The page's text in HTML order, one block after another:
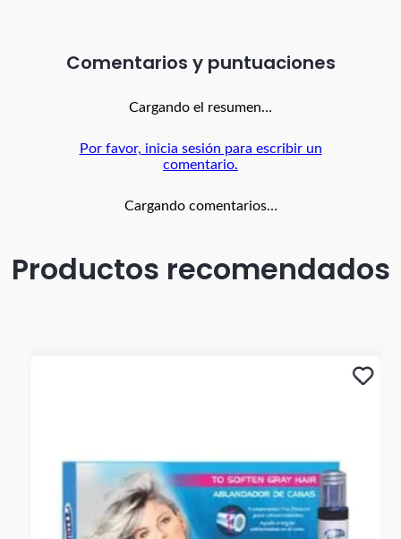
Comentarios
Cargando el resumen…
Por favor, inicia sesión para escribir un
comentario.
Cargando comentarios…
Productos recomendados